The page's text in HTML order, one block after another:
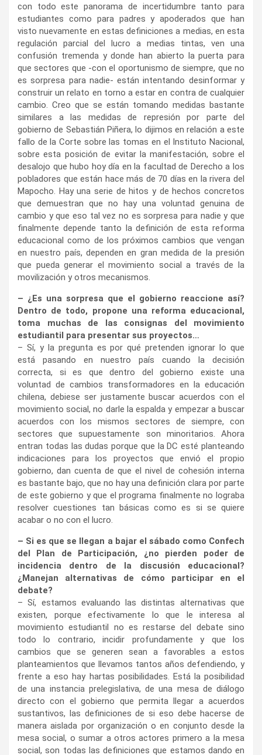
con todo este panorama de incertidumbre tanto para
estudiantes como para padres y apoderados que han
visto nuevamente en estas definiciones a medias, en esta
regulación parcial del lucro a medias tintas, ven una
confusión tremenda y donde han abierto la puerta para
que sectores que -con el oportunismo de siempre, que no
es sorpresa para nadie- están intentando desinformar y
construir un relato en torno a estar en contra de cualquier
cambio. Creo que se están tomando medidas bastante
similares a las medidas de represión por parte del
gobierno de Sebastián Piñera, lo dijimos en relación a este
fallo de la Corte sobre las tomas en el Instituto Nacional,
sobre esta posición de evitar la manifestación, sobre el
desalojo que hubo hoy día en la facultad de Derecho a los
pobladores que están hace más de 70 días en la rivera del
Mapocho. Hay una serie de hitos y de hechos concretos
que demuestran que no hay una voluntad genuina de
cambio y que eso tal vez no es sorpresa para nadie y que
finalmente depende tanto la definición de esta reforma
educacional como de los próximos cambios que vengan
en nuestro país, dependen en gran medida de la presión
que pueda generar el movimiento social a través de la
movilización y otros mecanismos.
– ¿Es una sorpresa que el gobierno reaccione así?
Dentro de todo, propone una reforma educacional,
toma muchas de las consignas del movimiento
estudiantil para presentar sus proyectos…
– Sí, y la pregunta es por qué pretenden ignorar lo que
está pasando en nuestro país cuando la decisión
correcta, si es que dentro del gobierno existe una
voluntad de cambios transformadores en la educación
chilena, debiese ser justamente buscar acuerdos con el
movimiento social, no darle la espalda y empezar a buscar
acuerdos con los mismos sectores de siempre, con
sectores que supuestamente son minoritarios. Ahora
entran todas las dudas porque que la DC esté planteando
indicaciones para los proyectos que envió el propio
gobierno, dan cuenta de que el nivel de cohesión interna
es bastante bajo, que no hay una definición clara por parte
de este gobierno y que el programa finalmente no lograba
resolver cuestiones tan básicas como es si se quiere
acabar o no con el lucro.
– Si es que se llegan a bajar el sábado como Confech
del Plan de Participación, ¿no pierden poder de
incidencia dentro de la discusión educacional?
¿Manejan alternativas de cómo participar en el
debate?
– Sí, estamos evaluando las distintas alternativas que
existen, porque efectivamente lo que le interesa al
movimiento estudiantil no es restarse del debate sino
todo lo contrario, incidir profundamente y que los
cambios que se generen sean a favorables a estos
planteamientos que llevamos tantos años defendiendo, y
frente a eso hay hartas posibilidades. Está la posibilidad
de una instancia prelegislativa, de una mesa de diálogo
directo con el gobierno que permita llegar a acuerdos
sustantivos, las definiciones de si eso debe hacerse de
manera aislada por organización o en conjunto desde la
mesa social, o sumar a otros actores primero a la mesa
social, son todas las definiciones que estamos dando en